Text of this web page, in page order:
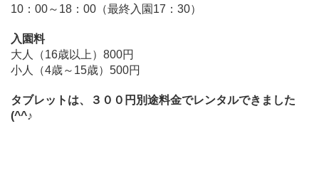
10：00～18：00（最終入園17：30）
入園料
大人（16歳以上）800円
小人（4歳～15歳）500円
タブレットは、３００円別途料金でレンタルできました
(^^♪